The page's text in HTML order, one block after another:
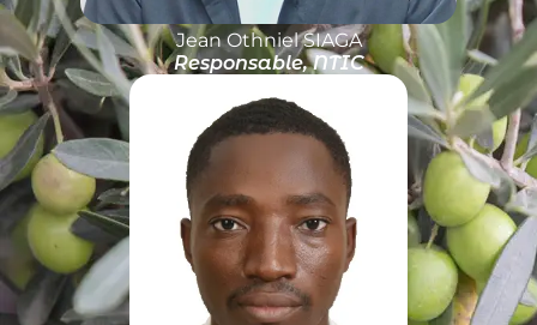
Jean Othniel SIAGA
Responsable, NTIC